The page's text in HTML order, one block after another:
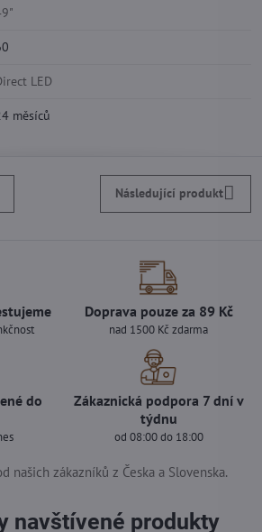
LED
měsíců
Následující produkt
Doprava pouze za 89 Kč
nad 1500 Kč zdarma
do
Zákaznická podpora 7 dní v
týdnu
od 08:00 do 18:00
našich zákazníků z Česka a Slovenska.
navštívené produkty